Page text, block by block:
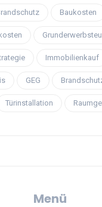
Baukosten
Immobilienkauf
GEG
Türinstallation
Menü